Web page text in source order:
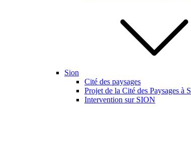
Sion
Cité des paysages
Projet de la Cité des Paysages à
Intervention sur SION